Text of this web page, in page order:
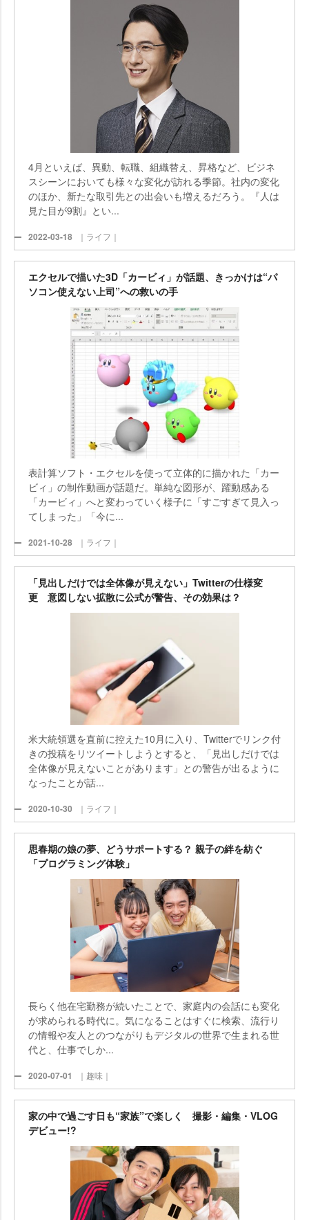
4月といえば、異動、転職、組織替え、昇格など、ビジネ
スシーンにおいても様々な変化が訪れる季節。社内の変化
のほか、新たな取引先との出会いも増えるだろう。『人は
見た目が9割』とい...
2022-03-18 ｜ライフ｜
エクセルで描いた3D「カービィ」が話題、きっかけは“パ
ソコン使えない上司”への救いの手
表計算ソフト・エクセルを使って立体的に描かれた「カー
ビィ」の制作動画が話題だ。単純な図形が、躍動感ある
「カービィ」へと変わっていく様子に「すごすぎて見入っ
てしまった」「今に...
2021-10-28 ｜ライフ｜
「見出しだけでは全体像が見えない」Twitterの仕様変
更 意図しない拡散に公式が警告、その効果は？
米大統領選を直前に控えた10月に入り、Twitterでリンク付
きの投稿をリツイートしようとすると、「見出しだけでは
全体像が見えないことがあります」との警告が出るように
なったことが話...
2020-10-30 ｜ライフ｜
思春期の娘の夢、どうサポートする？ 親子の絆を紡ぐ
「プログラミング体験」
長らく他在宅勤務が続いたことで、家庭内の会話にも変化
が求められる時代に。気になることはすぐに検索、流行り
の情報や友人とのつながりもデジタルの世界で生まれる世
代と、仕事でしか...
2020-07-01 ｜趣味｜
家の中で過ごす日も“家族”で楽しく 撮影・編集・VLOG
デビュー!?